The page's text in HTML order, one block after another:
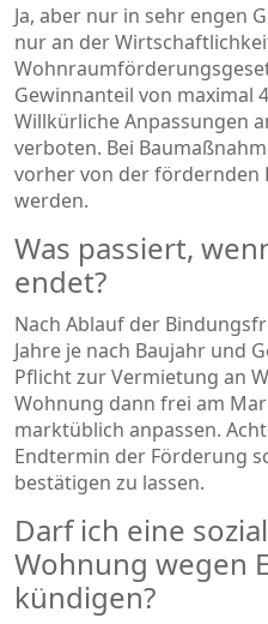
Ja, aber nur in sehr engen
nur an der
Gewinnanteil von maximal
Willkürliche Anpassungen
verboten. Bei
vorher von der fördernden
werden.
Was passiert,
endet?
Nach Ablauf der
Jahre je nach Baujahr und
Pflicht zur Vermietung an
Wohnung dann frei am
marktüblich anpassen.
Endtermin der Förderung
bestätigen zu lassen.
Darf ich eine
Wohnung wegen
kündigen?